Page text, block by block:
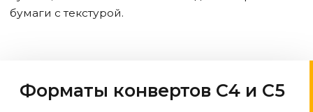
бумаги с текстурой.
Форматы конвертов С4 и С5